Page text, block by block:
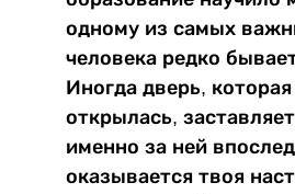
одному из самых
человека редко
Иногда дверь,
открылась,
именно за ней
оказывается твоя